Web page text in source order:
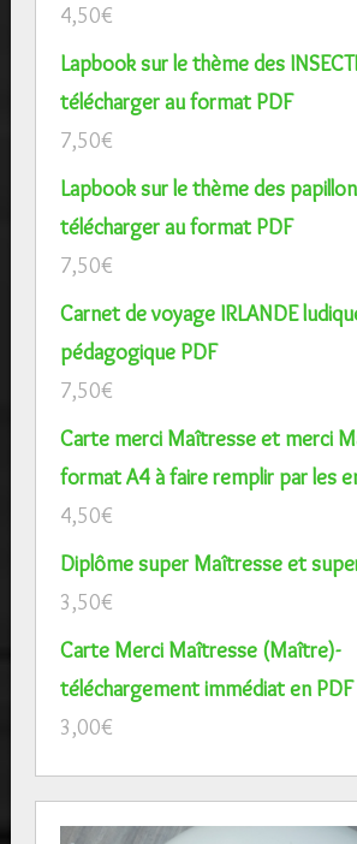
4,50€
Lapbook sur le thème des
télécharger au format PDF
7,50€
Lapbook sur le thème des
télécharger au format PDF
7,50€
Carnet de voyage IRLANDE
pédagogique PDF
7,50€
Carte merci Maîtresse et merci
format A4 à faire remplir par les
4,50€
Diplôme super Maîtresse et
3,50€
Carte Merci Maîtresse (Maître)-
téléchargement immédiat en PDF
3,00€